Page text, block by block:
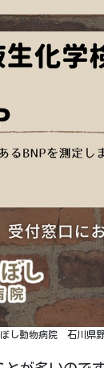
し動物病院 石川県